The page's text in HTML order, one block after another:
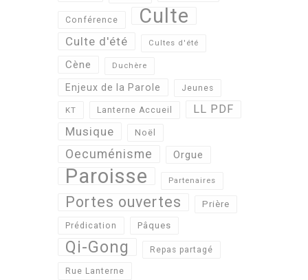
Conférence Culte
Culte d'été Cultes d'été
Cène Duchère
Enjeux de la Parole Jeunes
KT Lanterne Accueil LL PDF
Musique Noël
Oecuménisme Orgue
Paroisse Partenaires
Portes ouvertes Prière
Prédication Pâques
Qi-Gong Repas partagé
Rue Lanterne